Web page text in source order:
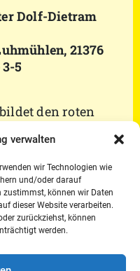
verwalten
wir Technologien wie
und/oder darauf
zustimmst, können wir Daten
dieser Website verarbeiten.
zurückziehst, können
werden.
Dolf-Dietram
21376
5
den roten
Aufbau von
und Lektionen
Prix erarbeitet,
Dietmar Keller.
und Reiter
in der täglichen